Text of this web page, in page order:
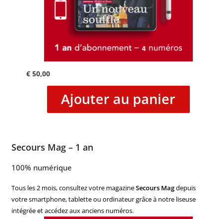
€50,00
Ajouter au panier
Secours Mag – 1 an
100% numérique
Tous les 2 mois, consultez votre magazineSecours Magdepuis
votre smartphone, tablette ou ordinateur grâce à notre liseuse
intégrée et accédez aux anciens numéros.